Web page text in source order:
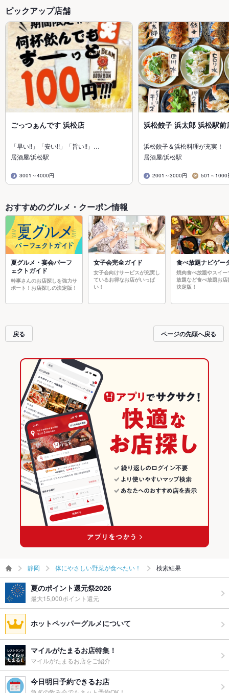
ピックアップ店舗
ごっつぁんです 浜松店
「早い!!」「安い!!」「旨い!!」…
居酒屋/浜松駅
3001～4000円
浜松餃子 浜太郎 浜松駅前
浜松餃子＆浜松料理が充実！
居酒屋/浜松駅
2001～3000円 501～1000
おすすめのグルメ・クーポン情報
夏グルメ・宴会パーフ
ェクトガイド
幹事さんのお店探しを強力サ
ポート！お店探しの決定版！
女子会完全ガイド
女子会向けサービスが充実し
ているお得なお店がいっぱ
い！
食べ放題ナビゲー
焼肉食べ放題やスイー
放題など食べ放題お店
決定版！
戻る ページの先頭へ戻る
静岡 体にやさしい野菜が食べたい！ 検索結果
夏のポイント還元祭2026
最大15,000ポイント還元
ホットペッパーグルメについて
マイルがたまるお店特集！
マイルがたまるお店をご紹介
今日明日予約できるお店